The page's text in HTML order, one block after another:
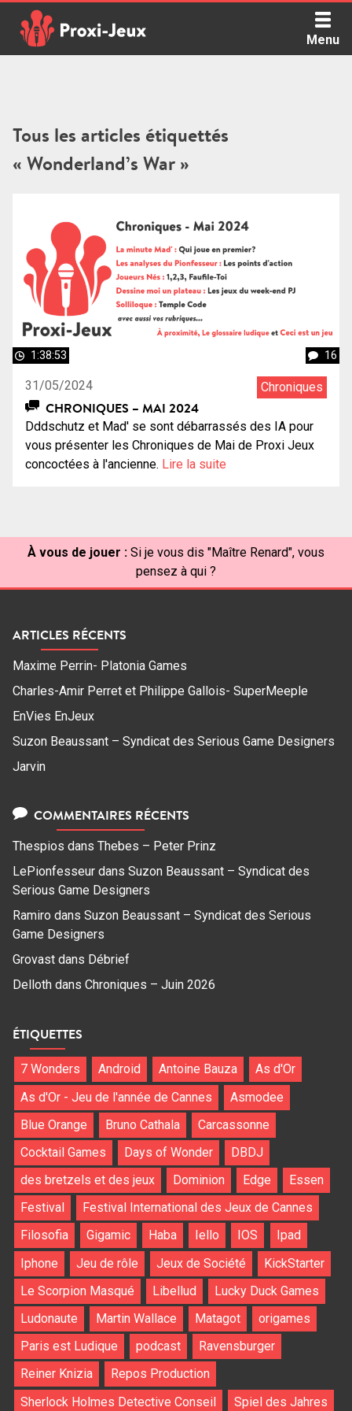
content
Menu
Tous les articles étiquettés
« Wonderland’s War »
1:38:53 16
31/05/2024 Chroniques
CHRONIQUES – MAI 2024
Dddschutz et Mad' se sont débarrassés des IA pour
vous présenter les Chroniques de Mai de Proxi Jeux
concoctées à l'ancienne. Lire la suite
À vous de jouer : Si je vous dis "Maître Renard", vous
pensez à qui ?
ARTICLES RÉCENTS
Maxime Perrin- Platonia Games
Charles-Amir Perret et Philippe Gallois- SuperMeeple
EnVies EnJeux
Suzon Beaussant – Syndicat des Serious Game Designers
Jarvin
COMMENTAIRES RÉCENTS
Thespios dans Thebes – Peter Prinz
LePionfesseur dans Suzon Beaussant – Syndicat des
Serious Game Designers
Ramiro dans Suzon Beaussant – Syndicat des Serious
Game Designers
Grovast dans Débrief
Delloth dans Chroniques – Juin 2026
ÉTIQUETTES
7 Wonders Android Antoine Bauza
As d'Or
As d'Or - Jeu de l'année de Cannes
Asmodee
Blue Orange
Bruno Cathala
Carcassonne
Cocktail Games
Days of Wonder
DBDJ
des bretzels et des jeux
Dominion Edge
Essen
Festival
Festival International des Jeux de Cannes
Filosofia
Gigamic Haba Iello IOS
Ipad
Iphone
Jeu de rôle Jeux de Société
KickStarter
Le Scorpion Masqué
Libellud
Lucky Duck Games
Ludonaute
Martin Wallace Matagot
origames
Paris est Ludique
podcast
Ravensburger
Reiner Knizia
Repos Production
Sherlock Holmes Detective Conseil
Spiel des Jahres